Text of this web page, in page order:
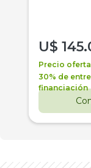
U$
Precio
30% de
financiación